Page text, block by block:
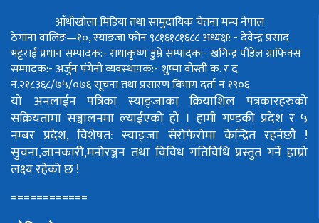
आँधीखोला मिडिया तथा सामुदायिक चेतना मन्च नेपाल
ठेगाना वालिङ—१०, स्याङजा फोन ९८१६१८१६८८अध्यक्ष: - देवेन्द्र प्रसाद
भट्टराईप्रधान सम्पादक:- राधाकृष्ण डुम्रेसम्पादक:- खगिन्द्र पौडेलग्राफिक्स
सम्पादक:- अर्जुन पंगेनीव्यवस्थापक:- शुष्मा वोस्तीक. र द
नं.२१८३६८/७५/०७६सूचना तथा प्रसारण बिभाग दर्ता नं १९०६
यो अनलाईन पत्रिका स्याङ्जाका क्रियाशिल पत्रकारहरुको
सक्रियतामा सञ्चालनमा ल्याईएको हो । हामी गण्डकी प्रदेश र ५
नम्बर प्रदेश, विशेषत: स्याङ्जा सेरोफेरोमा केन्द्रित रहनेछौ !
सुचना,जानकारी,मनोरञ्जन तथा विविध गतिविधि प्रस्तुत गर्ने हाम्रो
लक्ष्य रहेको छ !
============